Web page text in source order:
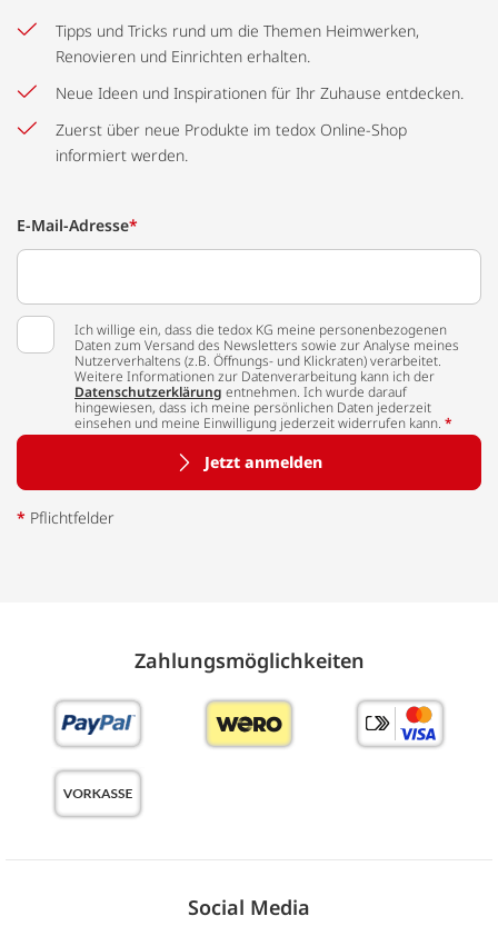
Tipps und Tricks rund um die Themen Heimwerken,
Renovieren und Einrichten erhalten.
Neue Ideen und Inspirationen für Ihr Zuhause entdecken.
Zuerst über neue Produkte im tedox Online-Shop
informiert werden.
E-Mail-Adresse*
Ich willige ein, dass die tedox KG meine personenbezogenen
Daten zum Versand des Newsletters sowie zur Analyse meines
Nutzerverhaltens (z.B. Öffnungs- und Klickraten) verarbeitet.
Weitere Informationen zur Datenverarbeitung kann ich der
Datenschutzerklärung entnehmen. Ich wurde darauf
hingewiesen, dass ich meine persönlichen Daten jederzeit
einsehen und meine Einwilligung jederzeit widerrufen kann. *
Jetzt anmelden
* Pflichtfelder
Zahlungs­möglich­keiten
Social Media